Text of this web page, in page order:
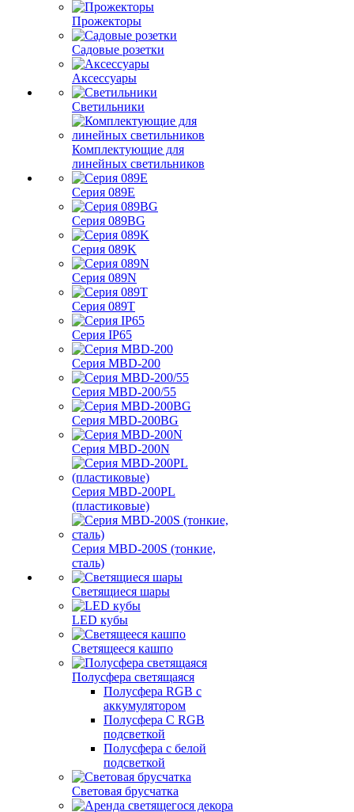
Прожекторы
Садовые розетки
Аксессуары
Светильники
Комплектующие для
линейных светильников
Серия 089E
Серия 089BG
Серия 089K
Серия 089N
Серия 089T
Серия IP65
Серия MBD-200
Серия MBD-200/55
Серия MBD-200BG
Серия MBD-200N
Серия MBD-200PL
(пластиковые)
Серия MBD-200S (тонкие,
сталь)
Светящиеся шары
LED кубы
Светящееся кашпо
Полусфера светящаяся
Полусфера RGB с
аккумулятором
Полусфера С RGB
подсветкой
Полусфера с белой
подсветкой
Световая брусчатка